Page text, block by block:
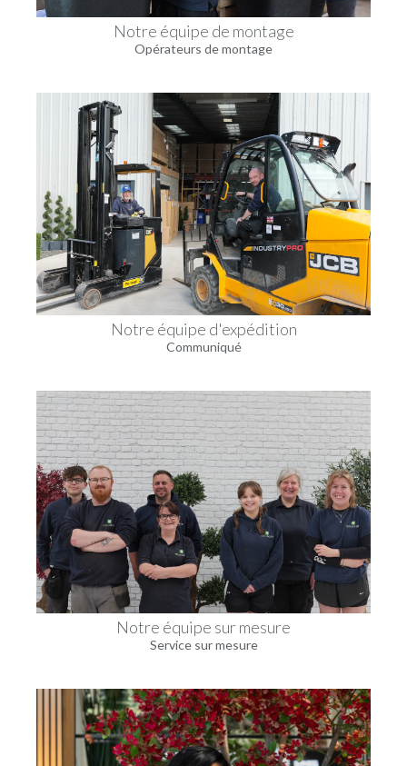
Notre équipe de montage
Opérateurs de montage
Notre équipe d'expédition
Communiqué
Notre équipe sur mesure
Service sur mesure